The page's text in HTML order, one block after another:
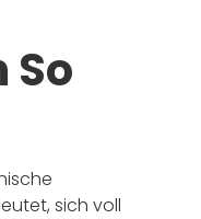
sich voll